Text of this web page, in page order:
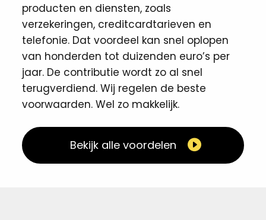
producten en diensten, zoals
verzekeringen, creditcardtarieven en
telefonie. Dat voordeel kan snel oplopen
van honderden tot duizenden euro’s per
jaar. De contributie wordt zo al snel
terugverdiend. Wij regelen de beste
voorwaarden. Wel zo makkelijk. ​
Bekijk alle voordelen